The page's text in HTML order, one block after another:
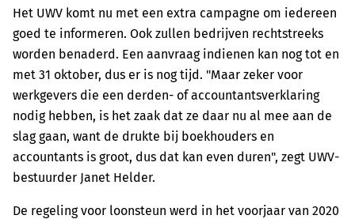
Het UWV komt nu met een extra campagne om iedereen
goed te informeren. Ook zullen bedrijven rechtstreeks
worden benaderd. Een aanvraag indienen kan nog tot en
met 31 oktober, dus er is nog tijd. "Maar zeker voor
werkgevers die een derden- of accountantsverklaring
nodig hebben, is het zaak dat ze daar nu al mee aan de
slag gaan, want de drukte bij boekhouders en
accountants is groot, dus dat kan even duren", zegt UWV-
bestuurder Janet Helder.
De regeling voor loonsteun werd in het voorjaar van 2020